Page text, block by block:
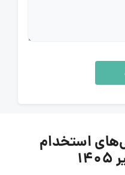
استخدام